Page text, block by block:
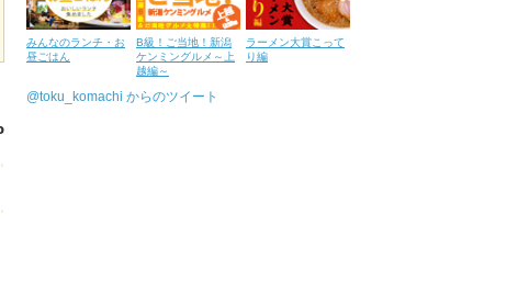
みんなのランチ・お
昼ごはん
B級！ご当地！新潟
ケンミングルメ～上
越編～
ラーメン大賞こって
り編
@toku_komachi からのツイート